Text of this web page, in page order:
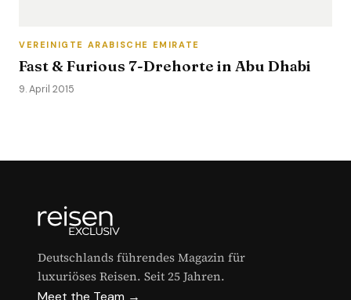
VEREINIGTE ARABISCHE EMIRATE
Fast & Furious 7-Drehorte in Abu Dhabi
9. April 2015
Deutschlands führendes Magazin für
luxuriöses Reisen. Seit 25 Jahren.
Meet the Team →